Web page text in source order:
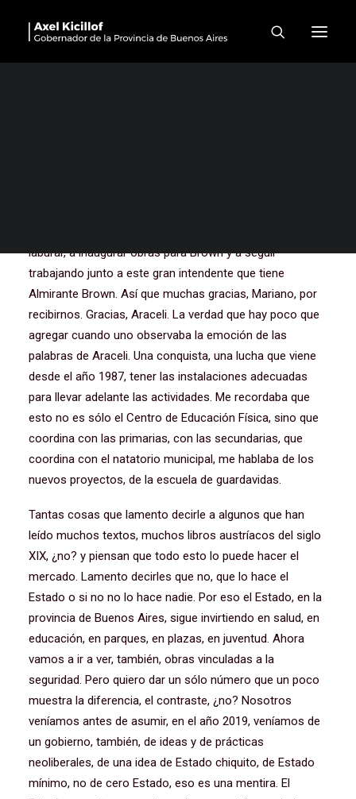
Nuevo edificio del Centro de
Educación Física N°56 –
laburar, a inaugurar obras para Brown y a seguir
trabajando junto a este gran intendente que tiene
Almirante Brown. Así que muchas gracias, Mariano, por
recibirnos. Gracias, Araceli. La verdad que hay poco que
agregar cuando uno observaba la emoción de las
palabras de Araceli. Una conquista, una lucha que viene
desde el año 1987, tener las instalaciones adecuadas
para llevar adelante las actividades. Me recordaba que
esto no es sólo el Centro de Educación Física, sino que
coordina con las primarias, con las secundarias, que
coordina con el natatorio municipal, me hablaba de los
nuevos proyectos, de la escuela de guardavidas.
Tantas cosas que lamento decirle a algunos que han
leído muchos textos, muchos libros austríacos del siglo
XIX, ¿no? y piensan que todo esto lo puede hacer el
mercado. Lamento decirles que no, que lo hace el
Estado o si no no lo hace nadie. Por eso el Estado, en la
provincia de Buenos Aires, sigue invirtiendo en salud, en
educación, en parques, en plazas, en juventud. Ahora
vamos a ir a ver, también, obras vinculadas a la
seguridad. Pero quiero dar un sólo número que un poco
muestra la diferencia, el contraste, ¿no? Nosotros
veníamos antes de asumir, en el año 2019, veníamos de
un gobierno, también, de ideas y de prácticas
neoliberales, de una idea de Estado chiquito, de Estado
mínimo, no de cero Estado, eso es una mentira. El